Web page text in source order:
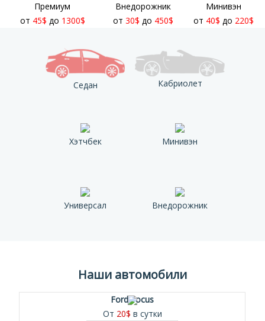
Премиум
от 45$ до 1300$
Внедорожник
от30$ до 450$
Минивэн
от 40$ до 220$
Седан Кабриолет
Хэтчбек Минивэн
Универсал Внедорожник
Наши автомобили
Ford Focus
От 20$ в сутки